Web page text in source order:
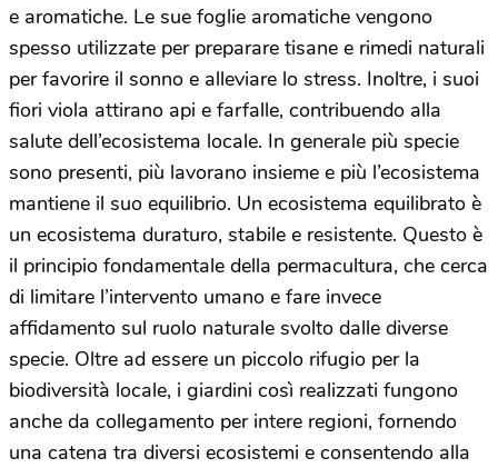
e aromatiche. Le sue foglie aromatiche vengono
spesso utilizzate per preparare tisane e rimedi naturali
per favorire il sonno e alleviare lo stress. Inoltre, i suoi
fiori viola attirano api e farfalle, contribuendo alla
salute dell’ecosistema locale. In generale più specie
sono presenti, più lavorano insieme e più l’ecosistema
mantiene il suo equilibrio. Un ecosistema equilibrato è
un ecosistema duraturo, stabile e resistente. Questo è
il principio fondamentale della permacultura, che cerca
di limitare l’intervento umano e fare invece
affidamento sul ruolo naturale svolto dalle diverse
specie. Oltre ad essere un piccolo rifugio per la
biodiversità locale, i giardini così realizzati fungono
anche da collegamento per intere regioni, fornendo
una catena tra diversi ecosistemi e consentendo alla